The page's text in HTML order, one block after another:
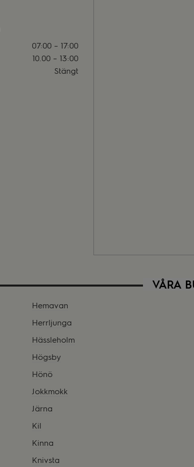
07:00 – 17:00
10.00 – 13:00
Stängt
VÅRA
Hemavan
Herrljunga
Hässleholm
Högsby
Hönö
Jokkmokk
Järna
Kil
Kinna
Knivsta